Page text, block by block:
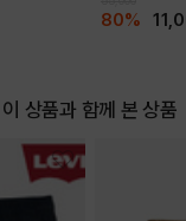
80%
이 상품과 함께 본 상품